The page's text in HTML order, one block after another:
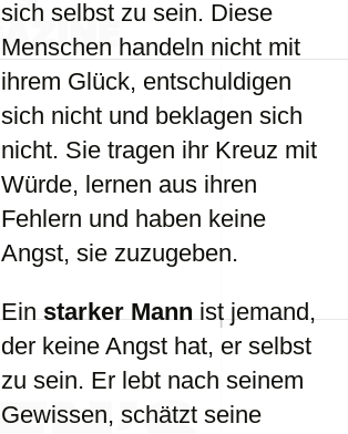
sich selbst zu sein. Diese
Menschen handeln nicht mit
ihrem Glück, entschuldigen
sich nicht und beklagen sich
nicht. Sie tragen ihr Kreuz mit
Würde, lernen aus ihren
Fehlern und haben keine
Angst, sie zuzugeben.
Ein starker Mann ist jemand,
der keine Angst hat, er selbst
zu sein. Er lebt nach seinem
Gewissen, schätzt seine